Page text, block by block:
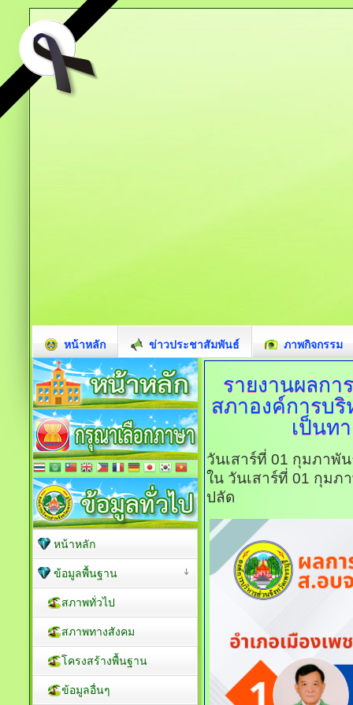
หน้าหลัก ข่าวประชาสัมพันธ์ ภาพกิจกรรม
รายงานผลก
สภาองค์การบริ
เป็นท
วันเสาร์ที่ 01 กุมภาพั
ใน วันเสาร์ที่ 01 กุมภ
ปลัด
หน้าหลัก
ข้อมูลพื้นฐาน
สภาพทั่วไป
สภาพทางสังคม
โครงสร้างพื้นฐาน
ข้อมูลอื่นๆ